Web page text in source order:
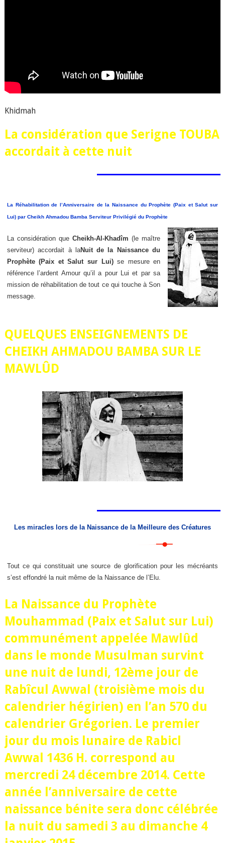
Khidmah
La considération que Serigne TOUBA
accordait à cette nuit
La Réhabilitation de l’Anniversaire de la Naissance du Prophète (Paix et Salut sur
Lui) par Cheikh Ahmadou Bamba Serviteur Privilégié du Prophète
La considération que Cheikh-Al-Khadîm (le maître
serviteur) accordait à laNuit de la Naissance du
Prophète (Paix et Salut sur Lui)se mesure en
référence l’ardent Amour qu’il a pour Lui et par sa
mission de réhabilitation de tout ce qui touche à Son
message.
QUELQUES ENSEIGNEMENTS DE
CHEIKH AHMADOU BAMBA SUR LE
MAWLÛD
Les miracles lors de la Naissance de la Meilleure des Créatures
Tout ce qui constituait une source de glorification pour les mécréants
s’est effondré la nuit même de la Naissance de l’Elu.
La Naissance du Prophète
Mouhammad (Paix et Salut sur Lui)
communément appelée Mawlûd
dans le monde Musulman survint
une nuit de lundi, 12ème jour de
Rabîcul Awwal (troisième mois du
calendrier hégirien) en l’an 570 du
calendrier Grégorien. Le premier
jour du mois lunaire de Rabicl
Awwal 1436 H. correspond au
mercredi 24 décembre 2014. Cette
année l’anniversaire de cette
naissance bénite sera donc célébrée
la nuit du samedi 3 au dimanche 4